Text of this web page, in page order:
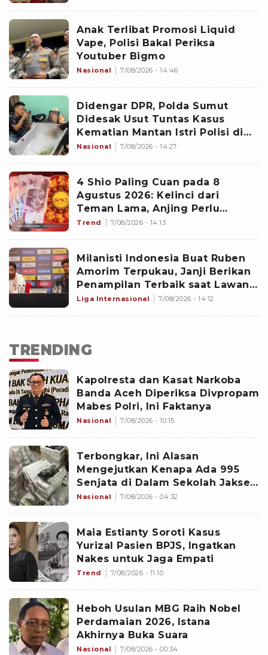
Anak Terlibat Promosi Liquid
Vape, Polisi Bakal Periksa
Youtuber Bigmo
Nasional 7/08/2026 - 14:46
Didengar DPR, Polda Sumut
Didesak Usut Tuntas Kasus
Kematian Mantan Istri Polisi di
Medan
Nasional 7/08/2026 - 14:27
4 Shio Paling Cuan pada 8
Agustus 2026: Kelinci dari
Teman Lama, Anjing Perlu
Waspada
Trend 7/08/2026 - 14:13
Milanisti Indonesia Buat Ruben
Amorim Terpukau, Janji Berikan
Penampilan Terbaik saat Lawan
Chelsea di GBK
Liga Internasional 7/08/2026 - 14:12
TRENDING
Kapolresta dan Kasat Narkoba
Banda Aceh Diperiksa Divpropam
Mabes Polri, Ini Faktanya
Nasional 7/08/2026 - 10:15
Terbongkar, Ini Alasan
Mengejutkan Kenapa Ada 995
Senjata di Dalam Sekolah Jaksel
Sejak 2020
Nasional 7/08/2026 - 04:32
Maia Estianty Soroti Kasus
Yurizal Pasien BPJS, Ingatkan
Nakes untuk Jaga Empati
Trend 7/08/2026 - 11:10
Heboh Usulan MBG Raih Nobel
Perdamaian 2026, Istana
Akhirnya Buka Suara
Nasional 7/08/2026 - 00:34